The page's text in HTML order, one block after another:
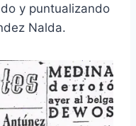
y puntualizando
Nalda.